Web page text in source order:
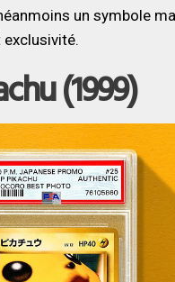
un symbole
(1999)